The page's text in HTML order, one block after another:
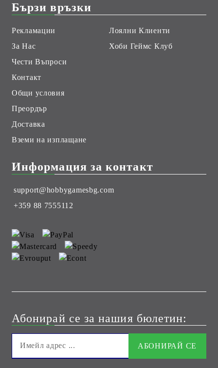
Бързи връзки
Рекламации
За Нас
Чести Въпроси
Контакт
Общи условия
Преордър
Доставка
Вземи на изплащане
Лоялни Клиенти
Хоби Геймс Клуб
Информация за контакт
support@hobbygamesbg.com
+359 88 7555112
Абонирай се за нашия бюлетин: